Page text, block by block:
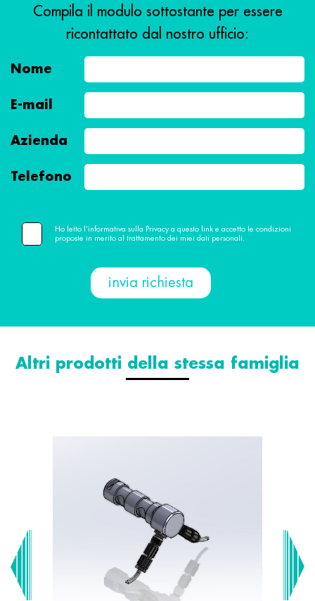
Compila il modulo sottostante per essere
ricontattato dal nostro ufficio:
Nome
E-mail
Azienda
Telefono
Ho letto l’informativa sulla Privacy a questo link e accetto le condizioni
proposte in merito al trattamento dei miei dati personali.
Altri prodotti della stessa famiglia